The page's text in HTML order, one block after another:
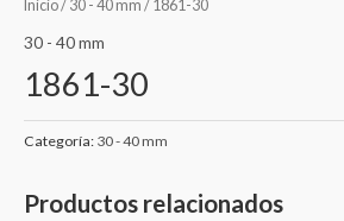
Inicio/ 30 - 40 mm / 1861-30
30 - 40 mm
1861-30
Categoría: 30 - 40 mm
Productos relacionados